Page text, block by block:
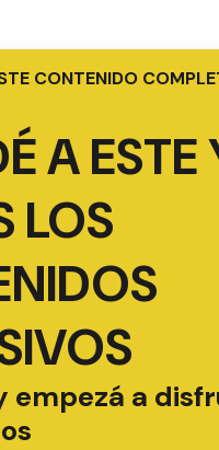
CONTENIDO
A ESTE
LOS
empezá a